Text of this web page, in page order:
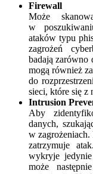
Firewall
Może
w
ataków typu
zagrożeń
badają zarówno
mogą również
do
sieci, które się z
Intrusion
Aby
danych,
w
zatrzymuje
wykryje
może